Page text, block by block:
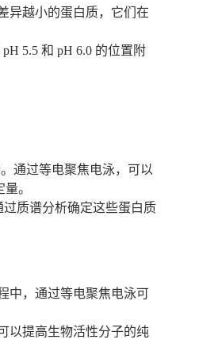
异越小的蛋白质，它们在
5.5 和 pH 6.0 的位置附
通过等电聚焦电泳，可以
。
质谱分析确定这些蛋白质
中，通过等电聚焦电泳可
以提高生物活性分子的纯